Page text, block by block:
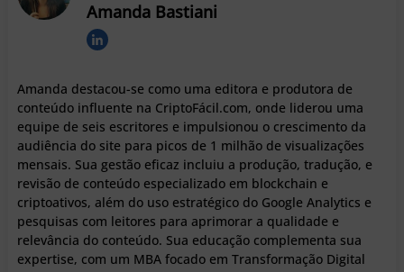
Amanda Bastiani
Amanda destacou-se como uma editora e produtora de
conteúdo influente na CriptoFácil.com, onde liderou uma
equipe de seis escritores e impulsionou o crescimento da
audiência do site para picos de 1 milhão de visualizações
mensais. Sua gestão eficaz incluiu a produção, tradução, e
revisão de conteúdo especializado em blockchain e
criptoativos, além do uso estratégico do Google Analytics e
pesquisas com leitores para aprimorar a qualidade e
relevância do conteúdo. Sua educação complementa sua
expertise, com um MBA focado em Transformação Digital